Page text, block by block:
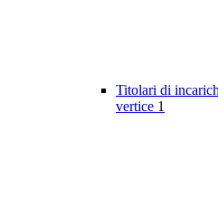
Titolari di
vertice 1